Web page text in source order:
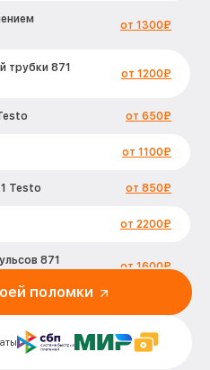
от 1300₽
трубки 871
от 1200₽
от 650₽
от 1100₽
Testo от 850₽
от 2200₽
871
от 1600₽
от 900₽
и
поломки